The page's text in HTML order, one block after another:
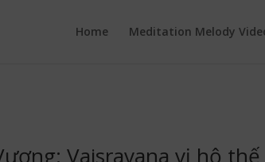
Home
Meditation Melody
Vaisravana vị hộ